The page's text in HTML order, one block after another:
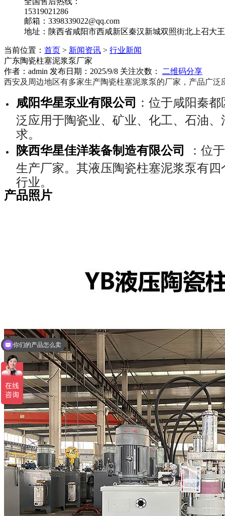
15319021286
邮箱：3398339022@qq.com
地址：陕西省咸阳市西咸新区秦汉新城双照街北上召大
当前位置： 首页 > 新闻资讯 > 行业新闻
广东陶瓷柱塞泥浆泵厂家
作者：admin 发布日期：2025/9/8 关注次数：
二维码分享
西安及周边地区有多家生产陶瓷柱塞泥浆泵的厂家，产品广
咸阳华星泵业有限公司 ：位于咸阳秦
泛应用于陶瓷业、矿业、化工、石油
求。
陕西华星佳洋装备制造有限公司 ：位
生产厂家。其液压陶瓷柱塞泥浆泵有
行业。
产品照片
压滤机节能泵价格